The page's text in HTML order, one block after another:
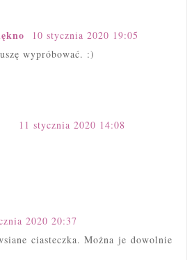
10 stycznia 2020 19:05
wypróbować. :)
11 stycznia 2020 14:08
2020 20:37
ciasteczka. Można je dowolnie